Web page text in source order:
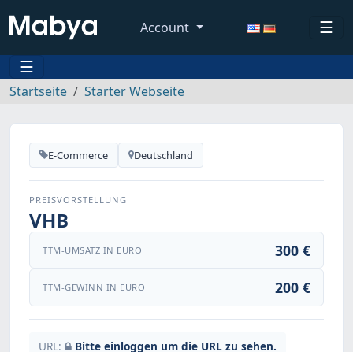
Account
☰
☰
Startseite Starter Webseite
E-Commerce Deutschland
PREISVORSTELLUNG
VHB
300 €
TTM-UMSATZ IN EURO
200 €
TTM-GEWINN IN EURO
URL:
Bitte einloggen um die URL zu sehen.